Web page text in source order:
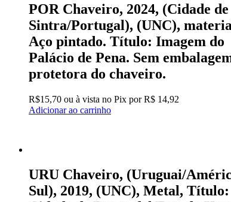
POR Chaveiro, 2024, (Cidade de
Sintra/Portugal), (UNC),
Aço pintado. Título: Imagem do
Palácio de Pena. Sem
protetora do chaveiro.
R$15,70 ou à vista no Pix porR$ 14,92
Adicionar ao carrinho
URU Chaveiro, (Uruguai/
Sul), 2019, (UNC), Metal, Título: